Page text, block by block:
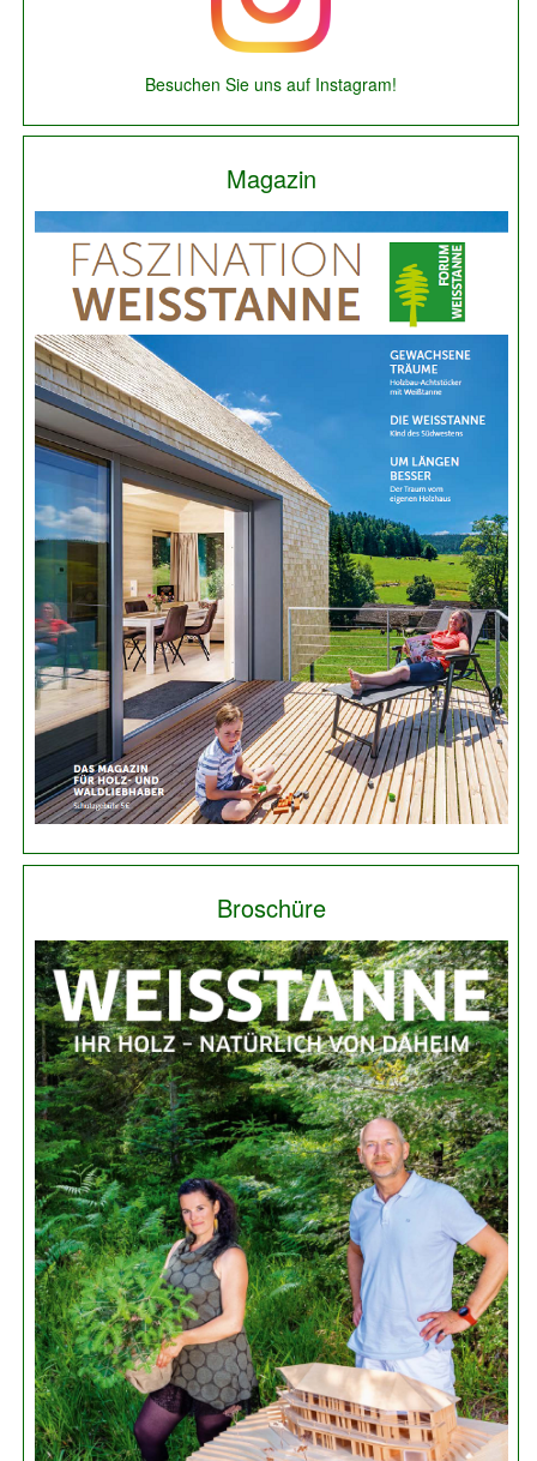
Besuchen Sie uns auf Instagram!
Magazin
Broschüre